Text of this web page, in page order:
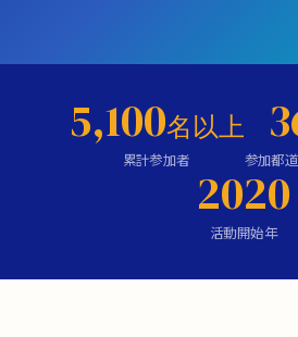
5,100名以上
累計参加者 参加都
2020
活動開始年